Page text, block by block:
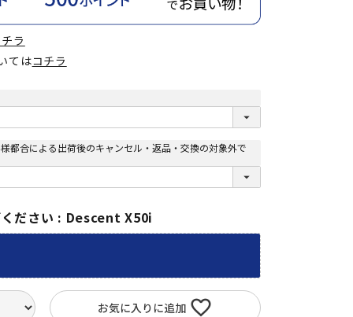
ラ
てはコチラ
都合による出荷後のキャンセル・返品・交換の対象外で
ださい Descent X50i
お気に入りに追加